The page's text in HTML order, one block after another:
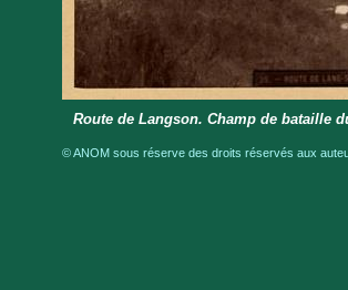
Route de Langson. Champ de bataille
© ANOM sous réserve des droits réservés aux